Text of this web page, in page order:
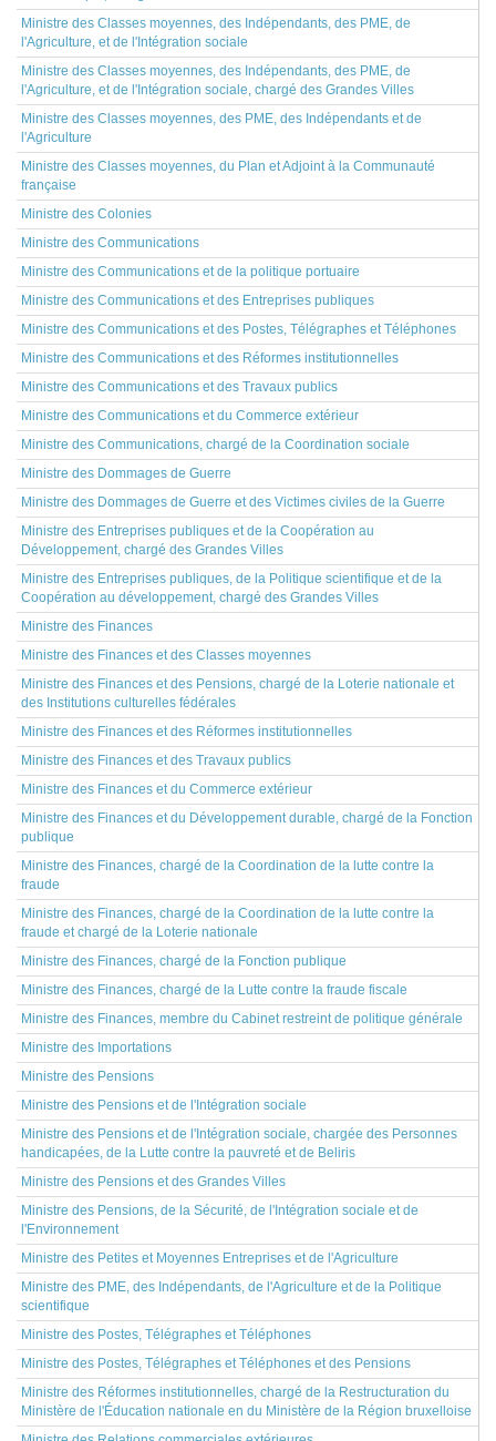
Ministre des Classes moyennes, des Indépendants, des PME, de
l'Agriculture, et de l'Intégration sociale
Ministre des Classes moyennes, des Indépendants, des PME, de
l'Agriculture, et de l'Intégration sociale, chargé des Grandes Villes
Ministre des Classes moyennes, des PME, des Indépendants et de
l'Agriculture
Ministre des Classes moyennes, du Plan et Adjoint à la Communauté
française
Ministre des Colonies
Ministre des Communications
Ministre des Communications et de la politique portuaire
Ministre des Communications et des Entreprises publiques
Ministre des Communications et des Postes, Télégraphes et Téléphones
Ministre des Communications et des Réformes institutionnelles
Ministre des Communications et des Travaux publics
Ministre des Communications et du Commerce extérieur
Ministre des Communications, chargé de la Coordination sociale
Ministre des Dommages de Guerre
Ministre des Dommages de Guerre et des Victimes civiles de la Guerre
Ministre des Entreprises publiques et de la Coopération au
Développement, chargé des Grandes Villes
Ministre des Entreprises publiques, de la Politique scientifique et de la
Coopération au développement, chargé des Grandes Villes
Ministre des Finances
Ministre des Finances et des Classes moyennes
Ministre des Finances et des Pensions, chargé de la Loterie nationale et
des Institutions culturelles fédérales
Ministre des Finances et des Réformes institutionnelles
Ministre des Finances et des Travaux publics
Ministre des Finances et du Commerce extérieur
Ministre des Finances et du Développement durable, chargé de la Fonction
publique
Ministre des Finances, chargé de la Coordination de la lutte contre la
fraude
Ministre des Finances, chargé de la Coordination de la lutte contre la
fraude et chargé de la Loterie nationale
Ministre des Finances, chargé de la Fonction publique
Ministre des Finances, chargé de la Lutte contre la fraude fiscale
Ministre des Finances, membre du Cabinet restreint de politique générale
Ministre des Importations
Ministre des Pensions
Ministre des Pensions et de l'Intégration sociale
Ministre des Pensions et de l'Intégration sociale, chargée des Personnes
handicapées, de la Lutte contre la pauvreté et de Beliris
Ministre des Pensions et des Grandes Villes
Ministre des Pensions, de la Sécurité, de l'Intégration sociale et de
l'Environnement
Ministre des Petites et Moyennes Entreprises et de l'Agriculture
Ministre des PME, des Indépendants, de l'Agriculture et de la Politique
scientifique
Ministre des Postes, Télégraphes et Téléphones
Ministre des Postes, Télégraphes et Téléphones et des Pensions
Ministre des Réformes institutionnelles, chargé de la Restructuration du
Ministère de l'Éducation nationale en du Ministère de la Région bruxelloise